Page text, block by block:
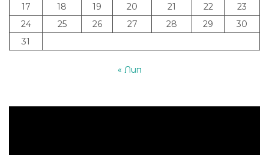
17
18 19 20 21 22
23
24
25 26 27 28 29
30
31
« Лип